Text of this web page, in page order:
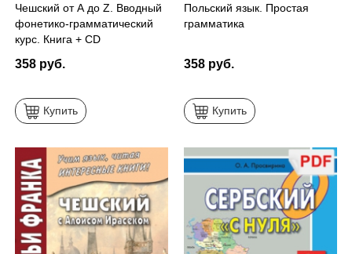
Чешский от А до Z. Вводный
фонетико-грамматический
курс. Книга + CD
358 руб.
Купить
Польский язык. Простая
грамматика
358 руб.
Купить